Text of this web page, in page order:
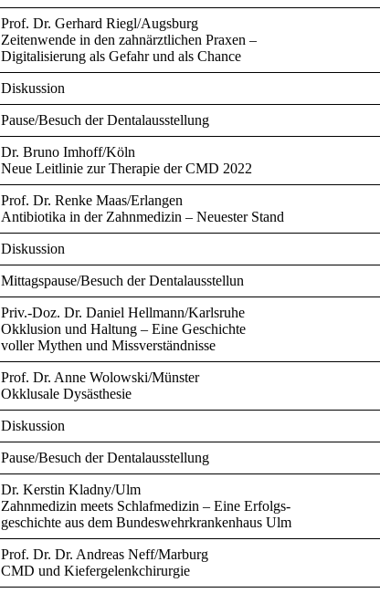
Prof. Dr. Gerhard Riegl/Augsburg
Zeitenwende in den zahnärztlichen Praxen –
Digitalisierung als Gefahr und als Chance
Diskussion
Pause/Besuch der Dentalausstellung
Dr. Bruno Imhoff/Köln
Neue Leitlinie zur Therapie der CMD 2022
Prof. Dr. Renke Maas/Erlangen
Antibiotika in der Zahnmedizin – Neuester Stand
Diskussion
Mittagspause/Besuch der Dentalausstellun
Priv.-Doz. Dr. Daniel Hellmann/Karlsruhe
Okklusion und Haltung – Eine Geschichte
voller Mythen und Missverständnisse
Prof. Dr. Anne Wolowski/Münster
Okklusale Dysästhesie
Diskussion
Pause/Besuch der Dentalausstellung
Dr. Kerstin Kladny/Ulm
Zahnmedizin meets Schlafmedizin – Eine Erfolgs-
geschichte aus dem Bundeswehrkrankenhaus Ulm
Prof. Dr. Dr. Andreas Neff/Marburg
CMD und Kiefergelenkchirurgie